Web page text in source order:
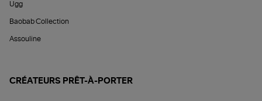
Ugg
Baobab Collection
Assouline
CRÉATEURS PRÊT-À-PORTER